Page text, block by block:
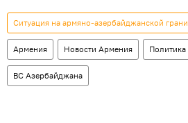
Ситуация на армяно-азербайджанской
Армения Новости Армения Политика
ВС Азербайджана